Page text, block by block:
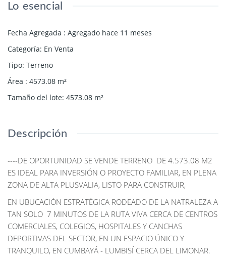
Lo esencial
Fecha Agregada : Agregado hace 11 meses
Categoría: En Venta
Tipo: Terreno
Área : 4573.08 m²
Tamaño del lote: 4573.08 m²
Descripción
----DE OPORTUNIDAD SE VENDE TERRENO DE 4.573.08 M2
ES IDEAL PARA INVERSIÓN O PROYECTO FAMILIAR, EN PLENA
ZONA DE ALTA PLUSVALIA, LISTO PARA CONSTRUIR,
EN UBUCACIÓN ESTRATÉGICA RODEADO DE LA NATRALEZA A
TAN SOLO 7 MINUTOS DE LA RUTA VIVA CERCA DE CENTROS
COMERCIALES, COLEGIOS, HOSPITALES Y CANCHAS
DEPORTIVAS DEL SECTOR, EN UN ESPACIO ÚNICO Y
TRANQUILO, EN CUMBAYÁ - LUMBISÍ CERCA DEL LIMONAR.